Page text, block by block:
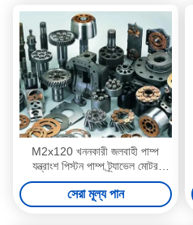
M2x120 খননকারী জলবাহী পাম্প
যন্ত্রাংশ পিস্টন পাম্প ট্র্যাভেল মোটর
প্রতিস্থাপন
সেরা মূল্য পান